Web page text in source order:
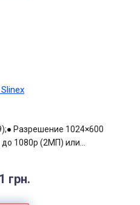
Разрешение 1024×600
1080p (2МП) или...
грн.